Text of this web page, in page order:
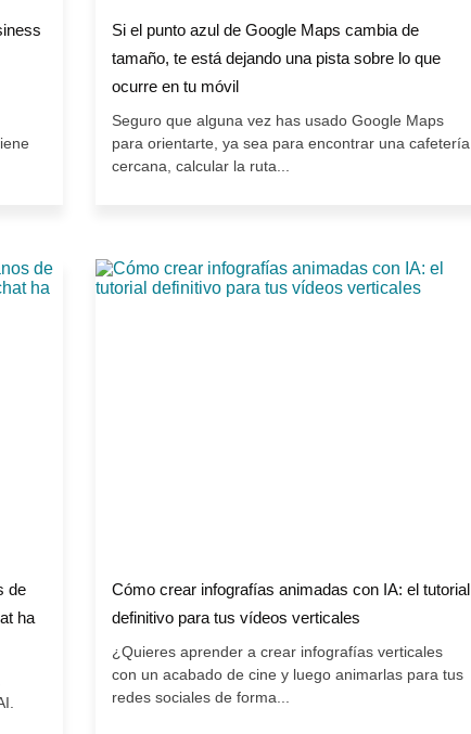
Si el punto azul de Google Maps cambia de
tamaño, te está dejando una pista sobre lo que
ocurre en tu móvil
Seguro que alguna vez has usado Google Maps
para orientarte, ya sea para encontrar una cafetería
cercana, calcular la ruta...
de
ha
Cómo crear infografías animadas con IA: el tutorial
definitivo para tus vídeos verticales
¿Quieres aprender a crear infografías verticales
con un acabado de cine y luego animarlas para tus
redes sociales de forma...